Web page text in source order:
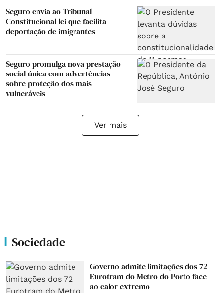
Seguro envia ao Tribunal
Constitucional lei que facilita
deportação de imigrantes
Seguro promulga nova prestação
social única com advertências
sobre proteção dos mais
vulneráveis
Ver mais
Sociedade
Governo admite limitações dos 72
Eurotram do Metro do Porto face
ao calor extremo